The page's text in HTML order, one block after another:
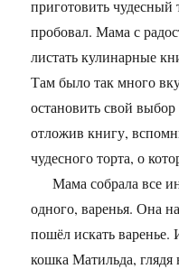
приготовить чудесный
пробовал. Мама с
листать кулинарные
Там было так много
остановить свой
отложив книгу,
чудесного торта, о
Мама собрала все
одного, варенья. Она
пошёл искать
кошка Матильда, глядя